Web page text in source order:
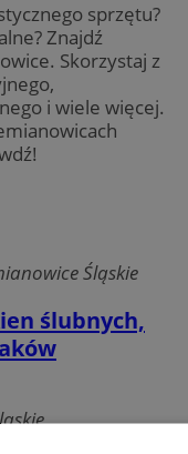
sprzętu?
Znajdź
Skorzystaj z
i wiele więcej.
Śląskie
ślubnych,